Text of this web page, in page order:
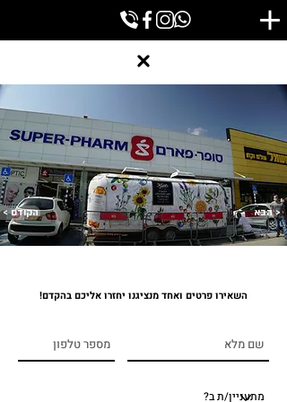
< הקודם הבא >
השאירו פרטים ואחד מנציגנו יחזרו אליכם בהקדם!